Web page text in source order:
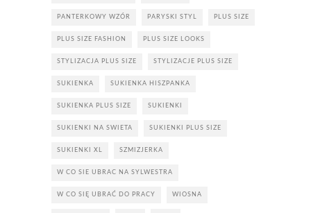
PANTERKOWY WZÓR PARYSKI STYL PLUS SIZE
PLUS SIZE FASHION PLUS SIZE LOOKS
STYLIZACJA PLUS SIZE STYLIZACJE PLUS SIZE
SUKIENKA SUKIENKA HISZPANKA
SUKIENKA PLUS SIZE SUKIENKI
SUKIENKI NA SWIETA SUKIENKI PLUS SIZE
SUKIENKI XL SZMIZJERKA
W CO SIE UBRAC NA SYLWESTRA
W CO SIĘ UBRAĆ DO PRACY WIOSNA